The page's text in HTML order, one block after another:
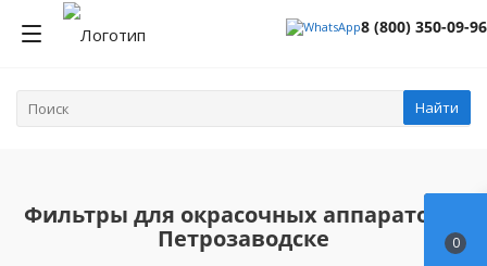
8 (800) 350-09-96
Найти
Фильтры для окрасочных аппаратов в
Петрозаводске
0